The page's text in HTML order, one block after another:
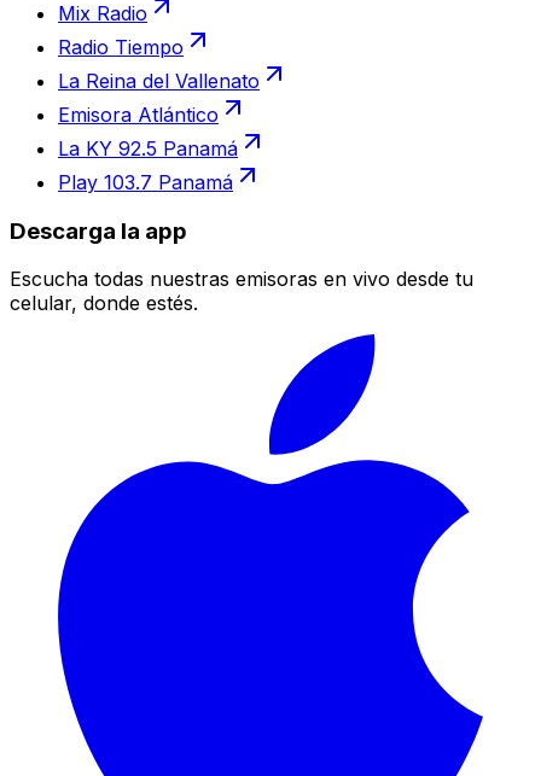
Mix Radio
Radio Tiempo
La Reina del Vallenato
Emisora Atlántico
La KY 92.5 Panamá
Play 103.7 Panamá
Descarga la app
Escucha todas nuestras emisoras en vivo desde tu
celular, donde estés.